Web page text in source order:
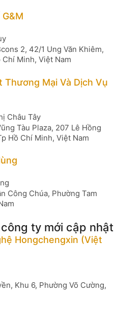
2, 42/1 Ung Văn Khiêm,
Minh, Việt Nam
Thương Mại Và Dịch Vụ
Châu Tây
Tàu Plaza, 207 Lê Hồng
Hồ Chí Minh, Việt Nam
Công Chúa, Phường Tam
ty mới cập nhật
Hongchengxin (Việt
Khu 6, Phường Võ Cường,